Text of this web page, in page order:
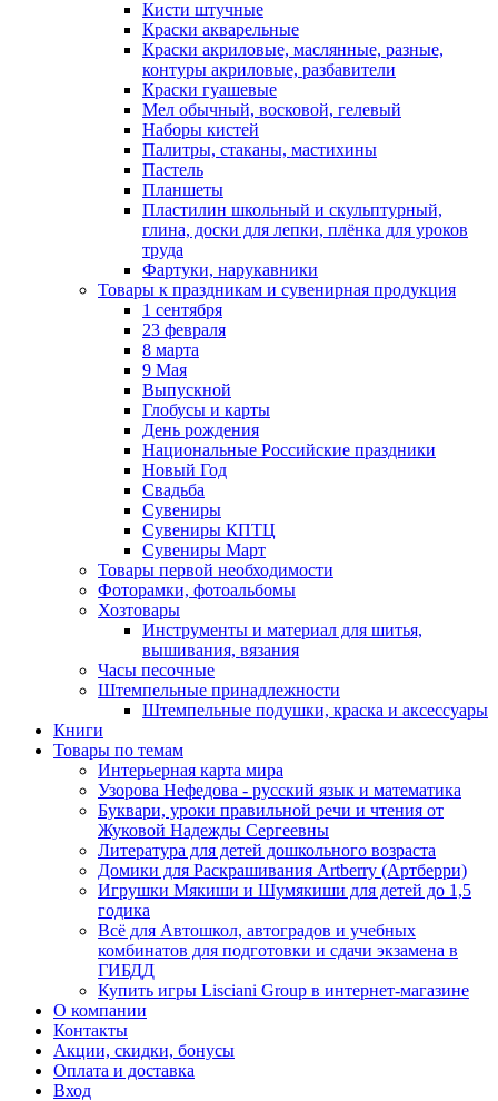
Кисти штучные
Краски акварельные
Краски акриловые, маслянные, разные,
контуры акриловые, разбавители
Краски гуашевые
Мел обычный, восковой, гелевый
Наборы кистей
Палитры, стаканы, мастихины
Пастель
Планшеты
Пластилин школьный и скульптурный,
глина, доски для лепки, плёнка для уроков
труда
Фартуки, нарукавники
Товары к праздникам и сувенирная продукция
1 сентября
23 февраля
8 марта
9 Мая
Выпускной
Глобусы и карты
День рождения
Национальные Российские праздники
Новый Год
Свадьба
Сувениры
Сувениры КПТЦ
Сувениры Март
Товары первой необходимости
Фоторамки, фотоальбомы
Хозтовары
Инструменты и материал для шитья,
вышивания, вязания
Часы песочные
Штемпельные принадлежности
Штемпельные подушки, краска и аксессуары
Книги
Товары по темам
Интерьерная карта мира
Узорова Нефедова - русский язык и математика
Буквари, уроки правильной речи и чтения от
Жуковой Надежды Сергеевны
Литература для детей дошкольного возраста
Домики для Раскрашивания Artberry (Артберри)
Игрушки Мякиши и Шумякиши для детей до 1,5
годика
Всё для Автошкол, автоградов и учебных
комбинатов для подготовки и сдачи экзамена в
ГИБДД
Купить игры Lisciani Group в интернет-магазине
О компании
Контакты
Акции, скидки, бонусы
Оплата и доставка
Вход